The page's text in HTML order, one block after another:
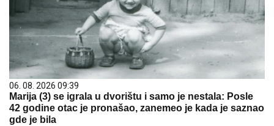
06. 08. 2026 09:39
Marija (3) se igrala u dvorištu i samo je nestala: Posle
42 godine otac je pronašao, zanemeo je kada je saznao
gde je bila